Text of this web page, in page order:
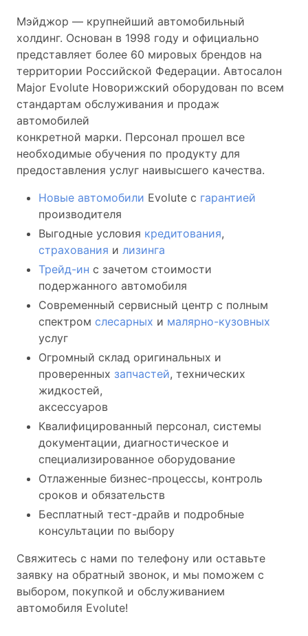
Мэйджор — крупнейший автомобильный
холдинг. Основан в 1998 году и официально
представляет более 60 мировых брендов на
территории Российской Федерации. Автосалон
Major Evolute Новорижский оборудован по всем
стандартам обслуживания и продаж
автомобилей
конкретной марки. Персонал прошел все
необходимые обучения по продукту для
предоставления услуг наивысшего качества.
Новые автомобили Evolute с гарантией
производителя
Выгодные условия кредитования,
страхования и лизинга
Трейд-ин с зачетом стоимости
подержанного автомобиля
Современный сервисный центр с полным
спектром слесарных и малярно-кузовных
услуг
Огромный склад оригинальных и
проверенных запчастей, технических
жидкостей,
аксессуаров
Квалифицированный персонал, системы
документации, диагностическое и
специализированное оборудование
Отлаженные бизнес-процессы, контроль
сроков и обязательств
Бесплатный тест-драйв и подробные
консультации по выбору
Свяжитесь с нами по телефону или оставьте
заявку на обратный звонок, и мы поможем с
выбором, покупкой и обслуживанием
автомобиля Evolute!